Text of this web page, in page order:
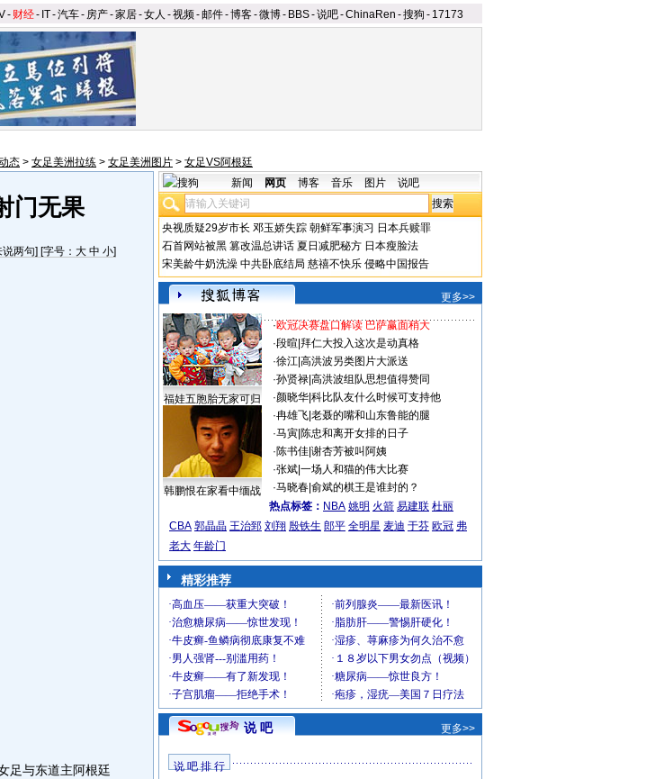
- 财经- IT-汽车- 房产-家居-女人 -视频-邮件-博客-微博- BBS-说吧-ChinaRen -搜狗 - 17173
态 > 女足美洲拉练 > 女足美洲图片 > 女足VS阿根廷
门无果
说两句] [字号： 大 中 小]
足与东道主阿根廷
新闻 网页 博客 音乐 图片 说吧
央视质疑29岁市长 邓玉娇失踪 朝鲜军事演习 日本兵赎罪
石首网站被黑 篡改温总讲话 夏日减肥秘方 日本瘦脸法
宋美龄牛奶洗澡 中共卧底结局 慈禧不快乐 侵略中国报告
更多>>
福娃五胞胎无家可归
韩鹏恨在家看中缅战
·欧冠决赛盘口解读 巴萨赢面稍大
·段暄 拜仁大投入这次是动真格
·徐江| 高洪波另类图片大派送
·孙贤禄| 高洪波组队思想值得赞同
·颜晓华| 科比队友什么时候可支持他
·冉雄飞| 老聂的嘴和山东鲁能的腿
·马寅| 陈忠和离开女排的日子
·陈书佳| 谢杏芳被叫阿姨
·张斌| 一场人和猫的伟大比赛
·马晓春| 俞斌的棋王是谁封的？
热点标签： NBA 姚明 火箭 易建联 杜丽
CBA 郭晶晶 王治郅 刘翔 殷铁生 郎平 全明星 麦迪 于芬 欧冠 弗
老大 年龄门
精彩推荐
说 吧 更多>>
说 吧 排 行